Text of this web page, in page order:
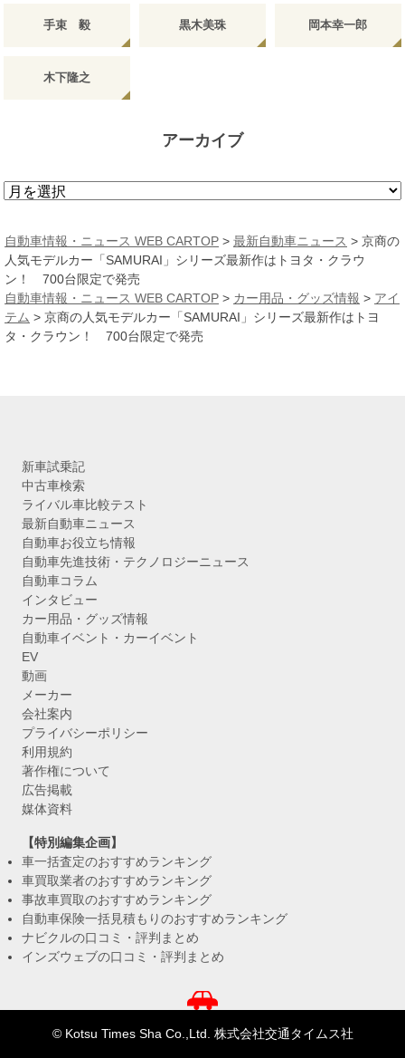
手束 毅 黒木美珠 岡本幸一郎
木下隆之
アーカイブ
ア
カ
イ
ブ
自動車情報・ニュース WEB CARTOP > 最新自動車ニュース > 京商の
人気モデルカー「SAMURAI」シリーズ最新作はトヨタ・クラウ
ン！ 700台限定で発売
自動車情報・ニュース WEB CARTOP > カー用品・グッズ情報 > アイ
テム > 京商の人気モデルカー「SAMURAI」シリーズ最新作はトヨ
タ・クラウン！ 700台限定で発売
新車試乗記
中古車検索
ライバル車比較テスト
最新自動車ニュース
自動車お役立ち情報
自動車先進技術・テクノロジーニュース
自動車コラム
インタビュー
カー用品・グッズ情報
自動車イベント・カーイベント
EV
動画
メーカー
会社案内
プライバシーポリシー
利用規約
著作権について
広告掲載
媒体資料
【特別編集企画】
車一括査定のおすすめランキング
車買取業者のおすすめランキング
事故車買取のおすすめランキング
自動車保険一括見積もりのおすすめランキング
ナビクルの口コミ・評判まとめ
インズウェブの口コミ・評判まとめ
© Kotsu Times Sha Co.,Ltd. 株式会社交通タイムス社